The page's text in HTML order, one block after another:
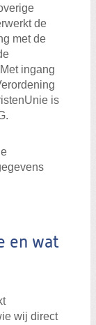
de
met de
ingang
is
en wat
wij direct